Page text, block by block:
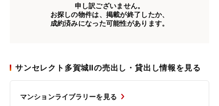
申し訳ございません。
お探しの物件は、掲載が終了したか、
成約済みになった可能性があります。
サンセレクト多賀城Ⅱの売出し・貸出し情報を見る
マンションライブラリーを見る